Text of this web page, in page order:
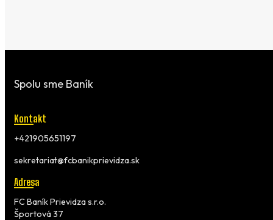
Spolu sme Baník
Kontakt
+421905651197
sekretariat@fcbanikprievidza.sk
Adresa
FC Baník Prievidza s.r.o.
Športová 37